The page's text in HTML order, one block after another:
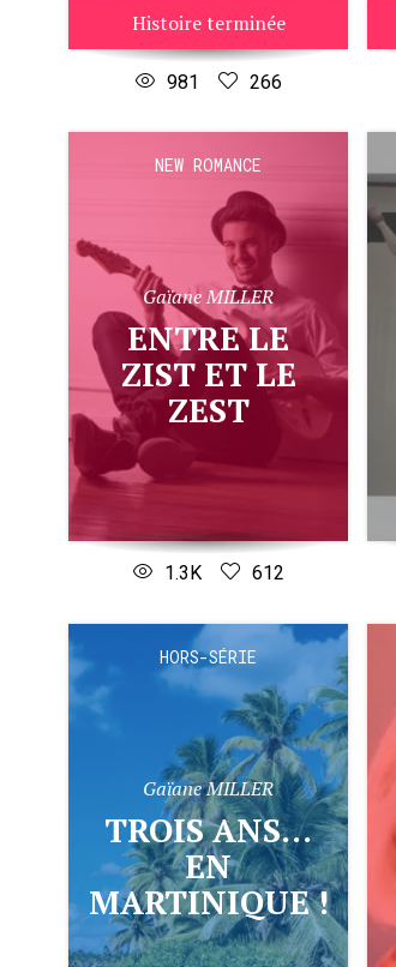
Histoire terminée
981 266
NEW ROMANCE
Gaïane MILLER
ENTRE LE
ZIST ET LE
ZEST
1.3K 612
HORS-SÉRIE
Gaïane MILLER
TROIS ANS...
EN
MARTINIQUE !